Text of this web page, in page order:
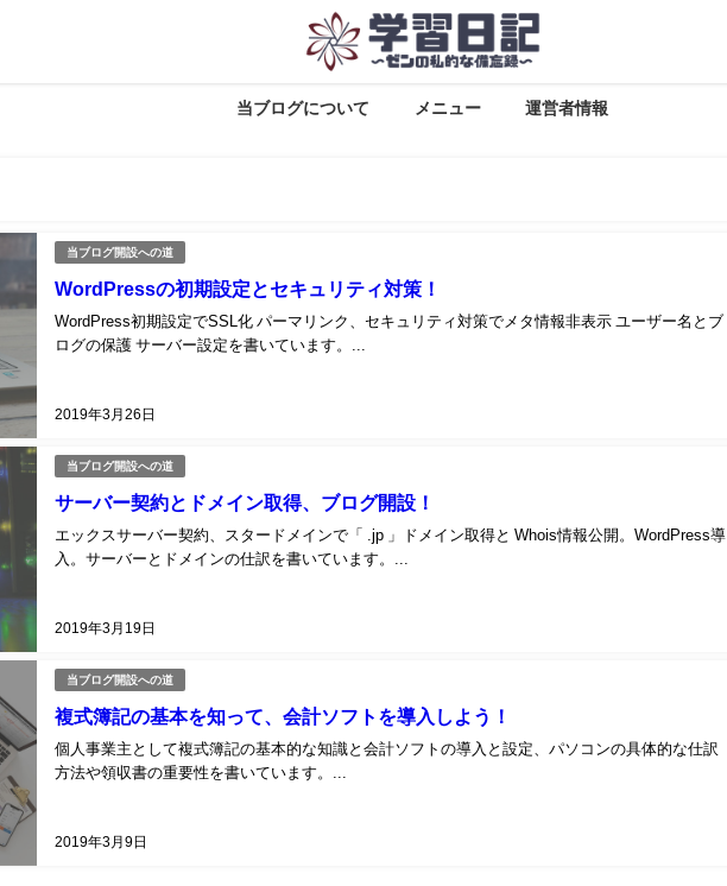
当ブログについて メニュー 運営者情報
当ブログ開設への道
WordPressの初期設定とセキュリティ対策！
2019年3月26日
WordPress初期設定でSSL化 パーマリンク、セキュリティ対策でメタ情報非表示 ユーザー名とブ
ログの保護 サーバー設定を書いています。...
当ブログ開設への道
サーバー契約とドメイン取得、ブログ開設！
2019年3月19日
エックスサーバー契約、スタードメインで「 .jp 」ドメイン取得と Whois情報公開。WordPress導
入。サーバーとドメインの仕訳を書いています。...
当ブログ開設への道
複式簿記の基本を知って、会計ソフトを導入しよう！
2019年3月9日
個人事業主として複式簿記の基本的な知識と会計ソフトの導入と設定、パソコンの具体的な仕訳
方法や領収書の重要性を書いています。...